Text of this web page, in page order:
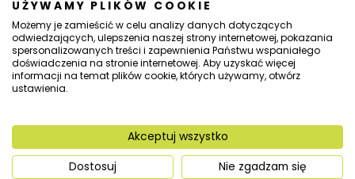
Wynajem hal namiotowych
SPRAWDŹ TAKŻE:
Jaka powinna być wysokość hali namiotowej?
Czy na halę namiotową potrzebne jest pozwolenie?
Jak zabezpieczyć halę namiotową przed
włamaniem?
UŻYWAMY PLIKÓW COOKIE
Możemy je zamieścić w celu analizy danych dotyczących
odwiedzających, ulepszenia naszej strony internetowej, pokazania
spersonalizowanych treści i zapewnienia Państwu wspaniałego
doświadczenia na stronie internetowej. Aby uzyskać więcej
informacji na temat plików cookie, których używamy, otwórz
ustawienia.
Akceptuj wszystko
Dostosuj
Nie zgadzam się